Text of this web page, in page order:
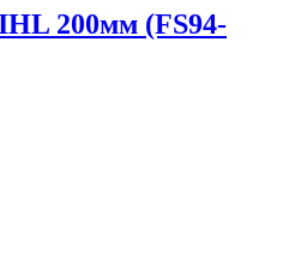
200мм (FS94-